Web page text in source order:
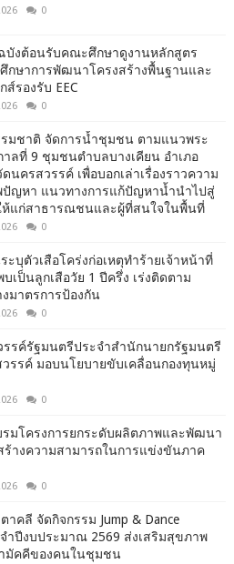
0
บังต้อนรับคณะศึกษาดูงานหลักสูตร
กษาการพัฒนาโครงสร้างพื้นฐานและ
รองรับ EEC
0
ชาติ จัดการน้ำชุมชน ตามแนวพระ
ลที่ 9 ชุมชนตำบลบางเคียน อำเภอ
นครสวรรค์ เพื่อบอกเล่าเรื่องราวความ
ปัญหา แนวทางการแก้ปัญหาน้ำนำไปสู่
ห้แก่สาธารณชนและผู้ที่สนใจในพื้นที่
0
ะบุตัวเสือโคร่งก่อเหตุทำร้ายเจ้าหน้าที่
เป็นลูกเสือวัย 1 ปีครึ่ง เร่งติดตาม
มาตรการป้องกัน
0
รรค์รัฐมนตรีประจำสำนักนายกรัฐมนตรี
รรค์ มอบนโยบายขับเคลื่อนกองทุนหมู่
0
รมโครงการยกระดับผลิตภาพและพัฒนา
ร้างความสามารถในการแข่งขันภาค
0
าคลี จัดกิจกรรม Jump & Dance
จำปีงบประมาณ 2569 ส่งเสริมสุขภาพ
มัคคีของคนในชุมชน